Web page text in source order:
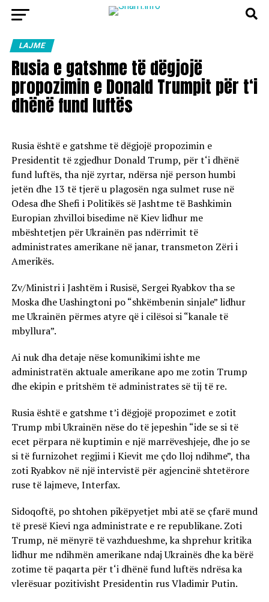
LAJME
Rusia e gatshme të dëgjojë
propozimin e Donald Trumpit për t‘i
dhënë fund luftës
Rusia është e gatshme të dëgjojë propozimin e
Presidentit të zgjedhur Donald Trump, për t‘i dhënë
fund luftës, tha një zyrtar, ndërsa një person humbi
jetën dhe 13 të tjerë u plagosën nga sulmet ruse në
Odesa dhe Shefi i Politikës së Jashtme të Bashkimin
Europian zhvilloi bisedime në Kiev lidhur me
mbështetjen për Ukrainën pas ndërrimit të
administrates amerikane në janar, transmeton Zëri i
Amerikës.
Zv/Ministri i Jashtëm i Rusisë, Sergei Ryabkov tha se
Moska dhe Uashingtoni po “shkëmbenin sinjale” lidhur
me Ukrainën përmes atyre që i cilësoi si “kanale të
mbyllura”.
Ai nuk dha detaje nëse komunikimi ishte me
administratën aktuale amerikane apo me zotin Trump
dhe ekipin e pritshëm të administrates së tij të re.
Rusia është e gatshme t’i dëgjojë propozimet e zotit
Trump mbi Ukrainën nëse do të jepeshin “ide se si të
ecet përpara në kuptimin e një marrëveshjeje, dhe jo se
si të furnizohet regjimi i Kievit me çdo lloj ndihme”, tha
zoti Ryabkov në një intervistë për agjencinë shtetërore
ruse të lajmeve, Interfax.
Sidoqoftë, po shtohen pikëpyetjet mbi atë se çfarë mund
të presë Kievi nga administrate e re republikane. Zoti
Trump, në mënyrë të vazhdueshme, ka shprehur kritika
lidhur me ndihmën amerikane ndaj Ukrainës dhe ka bërë
zotime të paqarta për t‘i dhënë fund luftës ndrësa ka
vlerësuar pozitivisht Presidentin rus Vladimir Putin.